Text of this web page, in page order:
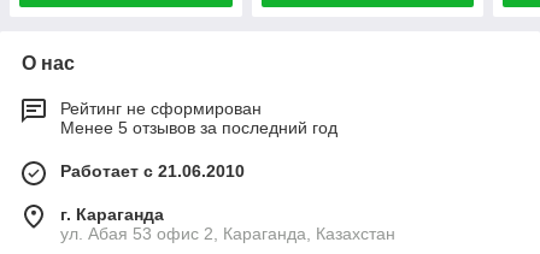
О нас
Рейтинг не сформирован
Менее 5 отзывов за последний год
Работает с 21.06.2010
г. Караганда
ул. Абая 53 офис 2, Караганда, Казахстан